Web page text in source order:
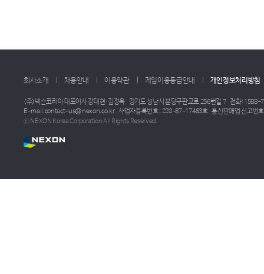
회사소개 채용안내 이용약관 게임이용등급안내 개인정보처리방침
(주)넥슨코리아 대표이사 강대현·김정욱 경기도 성남시 분당구판교로 256번길 7 전화: 1588-
E-mail:contact-us@nexon.co.kr 사업자등록번호 : 220-87-17483호 통신판매업 신고번
ⓒ NEXON Korea Corporation All Rights Reserved.